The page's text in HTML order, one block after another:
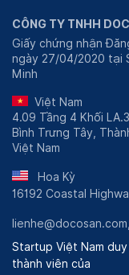
CÔNG TY TNHH
Giấy chứng nhận
ngày 27/04/2020 tại
Minh
Việt Nam
4.09 Tầng 4 Khối
Bình Trưng Tây,
Việt Nam
Hoa Kỳ
16192 Coastal
Startup Việt Nam
thành viên của